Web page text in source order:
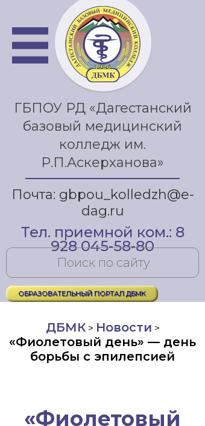
ГБПОУ РД «Дагестанский
базовый медицинский
колледж им.
Р.П.Аскерханова»
Почта: gbpou_kolledzh@e-
dag.ru
Тел. приемной ком.: 8
928 045-58-80
ОБРАЗОВАТЕЛЬНЫЙ ПОРТАЛ ДБМК
ДБМК> Новости >
«Фиолетовый день» — день
борьбы с эпилепсией
«Фиолетовый